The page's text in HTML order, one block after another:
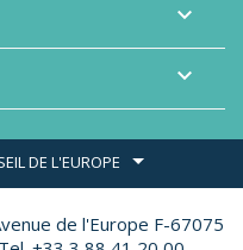


DE L'EUROPE
de l'Europe F-67075